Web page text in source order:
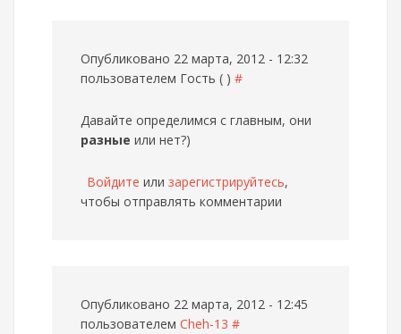
Опубликовано 22 марта, 2012 - 12:32
пользователем Гость ( ) #
Давайте определимся с главным, они
разные или нет?)
Войдите или зарегистрируйтесь,
чтобы отправлять комментарии
Опубликовано 22 марта, 2012 - 12:45
пользователем Cheh-13 #